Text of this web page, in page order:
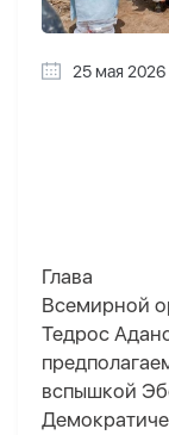
25 мая 2026
Глава
Всемирной
Тедрос
вспышкой